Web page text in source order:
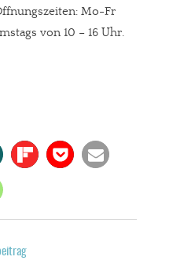
Mo-Fr
von 10 – 16 Uhr.